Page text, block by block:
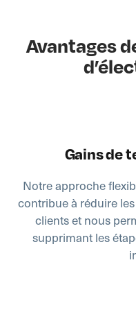
Avantages
Gains de
Notre approche
contribue à réduire
clients et nous
supprimant les